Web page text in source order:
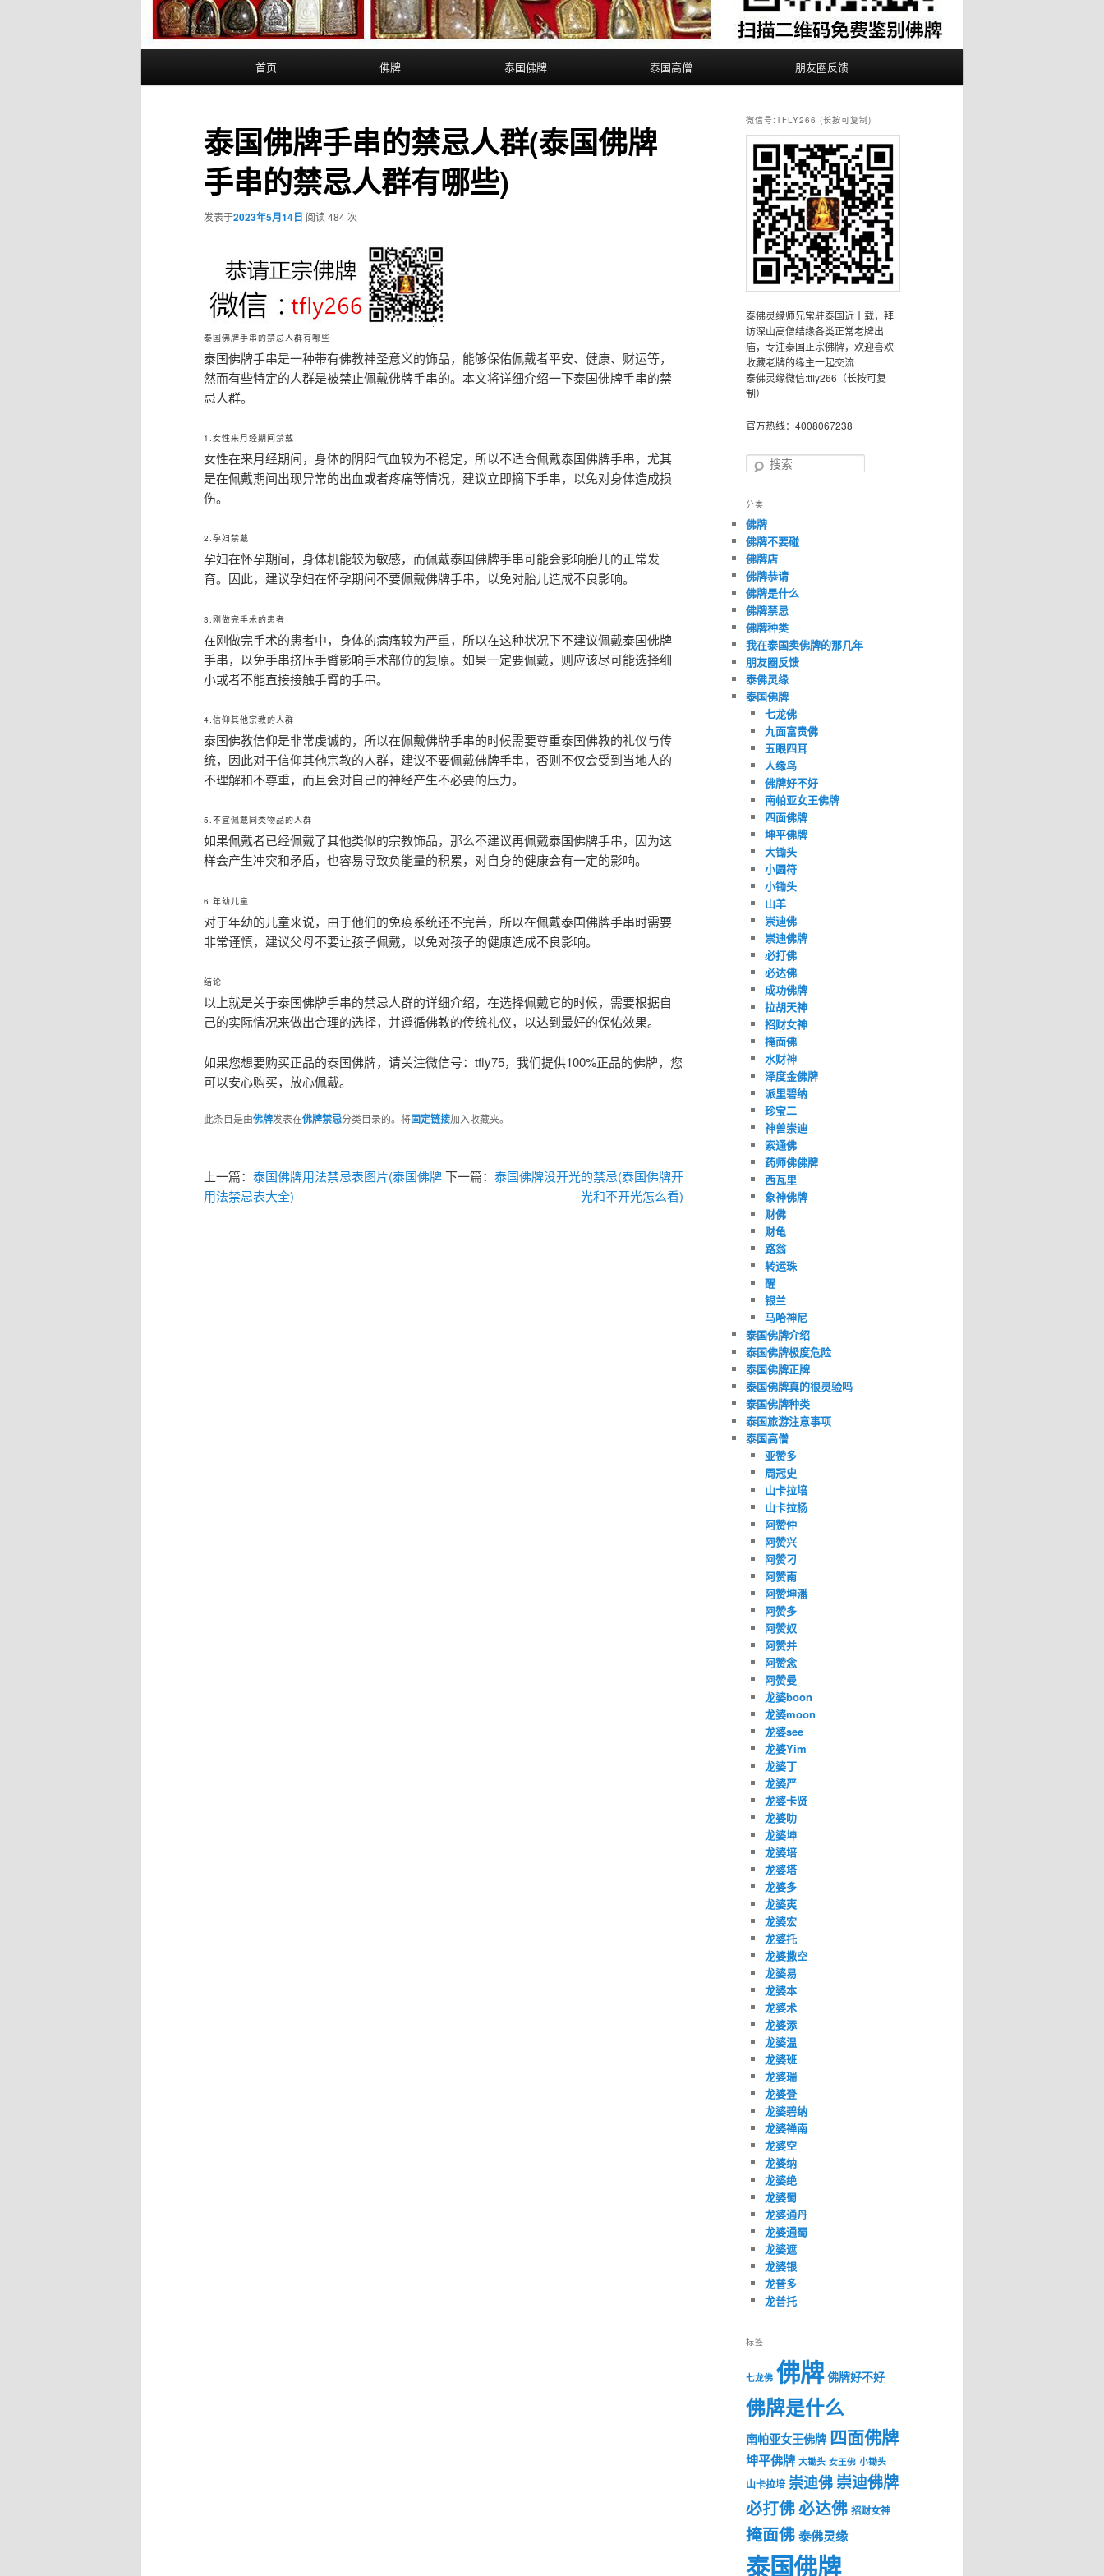
首页 佛牌 泰国佛牌 泰国高僧 朋友圈反馈
泰国佛牌手串的禁忌人群(泰国佛牌
手串的禁忌人群有哪些)
发表于2023年5月14日 阅读 484 次
泰国佛牌手串的禁忌人群有哪些
泰国佛牌手串是一种带有佛教神圣意义的饰品，能够保佑佩戴者平安、健康、财运等，
然而有些特定的人群是被禁止佩戴佛牌手串的。本文将详细介绍一下泰国佛牌手串的禁
忌人群。
1.女性来月经期间禁戴
女性在来月经期间，身体的阴阳气血较为不稳定，所以不适合佩戴泰国佛牌手串，尤其
是在佩戴期间出现异常的出血或者疼痛等情况，建议立即摘下手串，以免对身体造成损
伤。
2.孕妇禁戴
孕妇在怀孕期间，身体机能较为敏感，而佩戴泰国佛牌手串可能会影响胎儿的正常发
育。因此，建议孕妇在怀孕期间不要佩戴佛牌手串，以免对胎儿造成不良影响。
3.刚做完手术的患者
在刚做完手术的患者中，身体的病痛较为严重，所以在这种状况下不建议佩戴泰国佛牌
手串，以免手串挤压手臂影响手术部位的复原。如果一定要佩戴，则应该尽可能选择细
小或者不能直接接触手臂的手串。
4.信仰其他宗教的人群
泰国佛教信仰是非常虔诚的，所以在佩戴佛牌手串的时候需要尊重泰国佛教的礼仪与传
统，因此对于信仰其他宗教的人群，建议不要佩戴佛牌手串，否则不仅会受到当地人的
不理解和不尊重，而且会对自己的神经产生不必要的压力。
5.不宜佩戴同类物品的人群
如果佩戴者已经佩戴了其他类似的宗教饰品，那么不建议再佩戴泰国佛牌手串，因为这
样会产生冲突和矛盾，也容易导致负能量的积累，对自身的健康会有一定的影响。
6.年幼儿童
对于年幼的儿童来说，由于他们的免疫系统还不完善，所以在佩戴泰国佛牌手串时需要
非常谨慎，建议父母不要让孩子佩戴，以免对孩子的健康造成不良影响。
结论
以上就是关于泰国佛牌手串的禁忌人群的详细介绍，在选择佩戴它的时候，需要根据自
己的实际情况来做出合理的选择，并遵循佛教的传统礼仪，以达到最好的保佑效果。
如果您想要购买正品的泰国佛牌，请关注微信号：tfly75，我们提供100%正品的佛牌，您
可以安心购买，放心佩戴。
此条目是由佛牌发表在佛牌禁忌分类目录的。将固定链接加入收藏夹。
上一篇： 泰国佛牌用法禁忌表图片(泰国佛牌
用法禁忌表大全)
下一篇： 泰国佛牌没开光的禁忌(泰国佛牌开
光和不开光怎么看)
微信号:TFLY266 (长按可复制)
泰佛灵缘师兄常驻泰国近十载，拜
访深山高僧结缘各类正常老牌出
庙，专注泰国正宗佛牌，欢迎喜欢
收藏老牌的缘主一起交流
泰佛灵缘微信:tfly266（长按可复
制）
官方热线：4008067238
搜
分类
佛牌
佛牌不要碰
佛牌店
佛牌恭请
佛牌是什么
佛牌禁忌
佛牌种类
我在泰国卖佛牌的那几年
朋友圈反馈
泰佛灵缘
泰国佛牌
七龙佛
九面富贵佛
五眼四耳
人缘鸟
佛牌好不好
南帕亚女王佛牌
四面佛牌
坤平佛牌
大锄头
小圆符
小锄头
山羊
崇迪佛
崇迪佛牌
必打佛
必达佛
成功佛牌
拉胡天神
招财女神
掩面佛
水财神
泽度金佛牌
派里碧纳
珍宝二
神兽崇迪
索通佛
药师佛佛牌
西瓦里
象神佛牌
财佛
财龟
路翁
转运珠
醒
银兰
马哈神尼
泰国佛牌介绍
泰国佛牌极度危险
泰国佛牌正牌
泰国佛牌真的很灵验吗
泰国佛牌种类
泰国旅游注意事项
泰国高僧
亚赞多
周冠史
山卡拉培
山卡拉杨
阿赞仲
阿赞兴
阿赞刁
阿赞南
阿赞坤潘
阿赞多
阿赞奴
阿赞并
阿赞念
阿赞曼
龙婆boon
龙婆moon
龙婆see
龙婆Yim
龙婆丁
龙婆严
龙婆卡贤
龙婆叻
龙婆坤
龙婆培
龙婆塔
龙婆多
龙婆夷
龙婆宏
龙婆托
龙婆撒空
龙婆易
龙婆本
龙婆术
龙婆添
龙婆温
龙婆班
龙婆瑞
龙婆登
龙婆碧纳
龙婆禅南
龙婆空
龙婆纳
龙婆绝
龙婆蜀
龙婆通丹
龙婆通蜀
龙婆遮
龙婆银
龙普多
龙普托
标签
七龙佛 佛牌 佛牌好不好
佛牌是什么
南帕亚女王佛牌 四面佛牌
坤平佛牌 大锄头 女王佛 小锄头
山卡拉培 崇迪佛崇迪佛牌
必打佛必达佛 招财女神
掩面佛泰佛灵缘
泰国佛牌